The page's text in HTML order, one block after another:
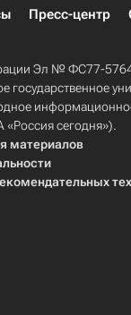
Пресс-центр
Эл № ФС77-
государственное
сегодня»).
материалов